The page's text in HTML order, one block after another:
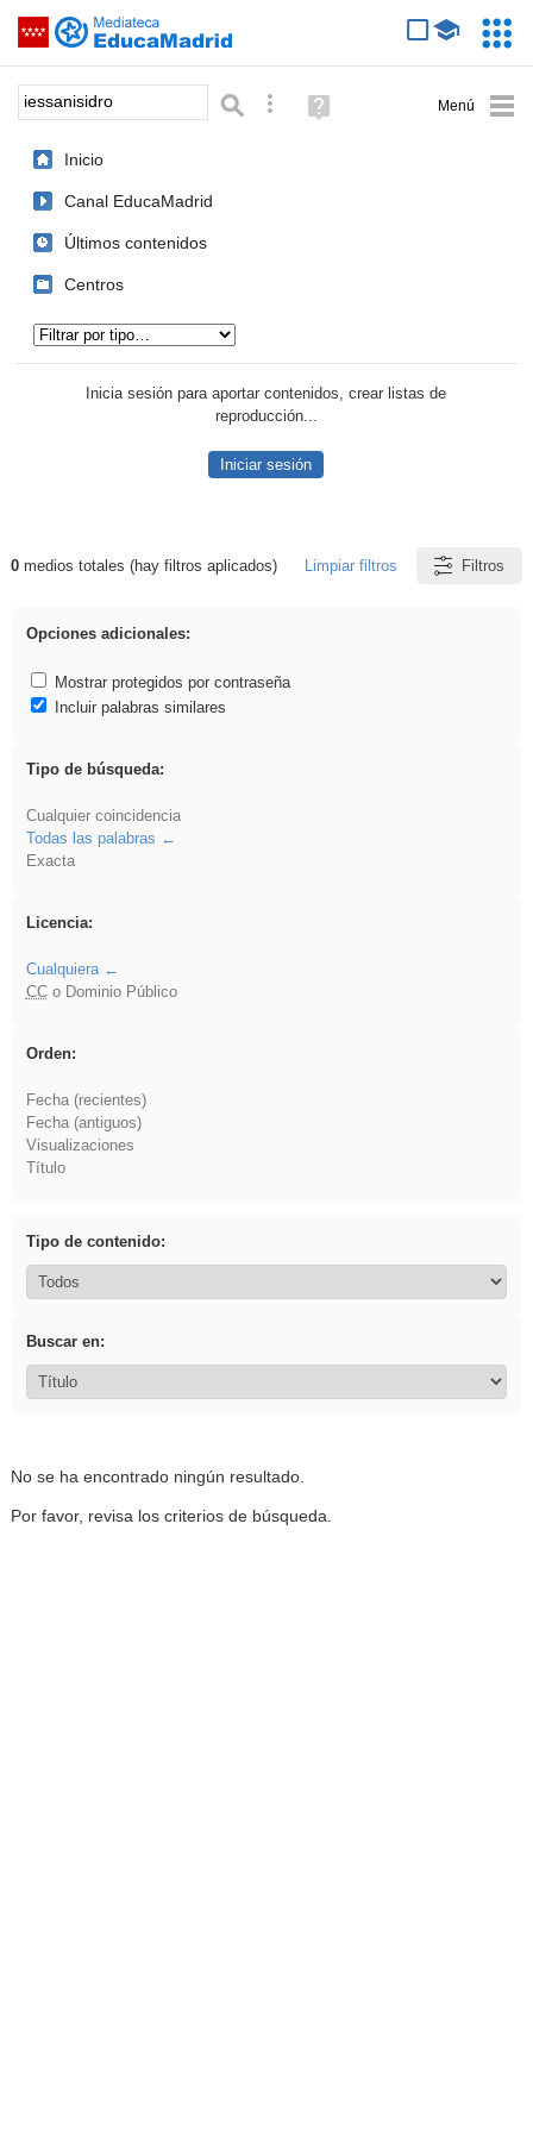
Saltar navegación
Palabra o frase: Búsqueda avanzada
Ayuda
(en
Inicio
Canal EducaMadrid
Últimos contenidos
Centros
Inicia sesión para aportar contenidos, crear listas de
reproducción...
Iniciar sesión
Resultados de: iessanisidro
0medios totales (hay filtros aplicados) Limpiar filtros Filtros
Opciones adicionales:
Mostrar protegidos por contraseña
Incluir palabras similares
Tipo de búsqueda:
Cualquier coincidencia
Todas las palabras
Exacta
Licencia:
Cualquiera
CCo Dominio Público
Orden:
Fecha (recientes)
Fecha (antiguos)
Visualizaciones
Título
Tipo de contenido:
Buscar en:
No se ha encontrado ningún resultado.
Por favor, revisa los criterios de búsqueda.